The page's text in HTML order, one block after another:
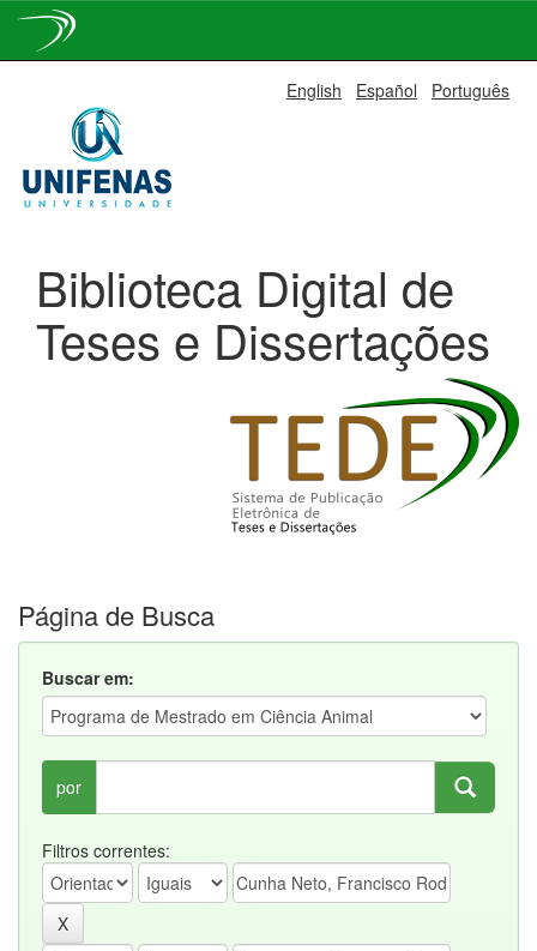
navigation
English Español Português
Biblioteca Digital de
Teses e Dissertações
Página de Busca
Buscar em:
por
Filtros correntes: